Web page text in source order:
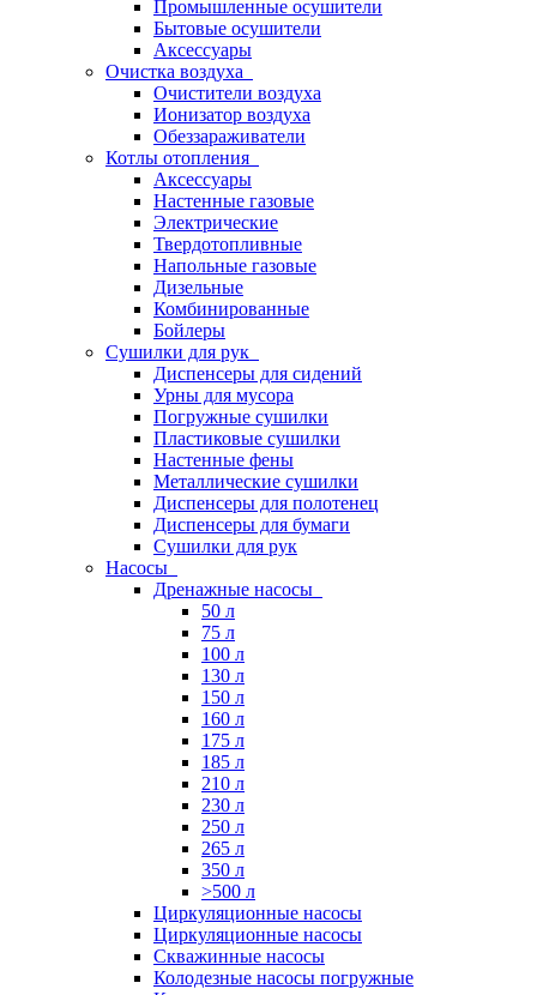
Промышленные осушители
Бытовые осушители
Аксессуары
Очистка воздуха
Очистители воздуха
Ионизатор воздуха
Обеззараживатели
Котлы отопления
Аксессуары
Настенные газовые
Электрические
Твердотопливные
Напольные газовые
Дизельные
Комбинированные
Бойлеры
Сушилки для рук
Диспенсеры для сидений
Урны для мусора
Погружные сушилки
Пластиковые сушилки
Настенные фены
Металлические сушилки
Диспенсеры для полотенец
Диспенсеры для бумаги
Сушилки для рук
Насосы
Дренажные насосы
50 л
75 л
100 л
130 л
150 л
160 л
175 л
185 л
210 л
230 л
250 л
265 л
350 л
>500 л
Циркуляционные насосы
Циркуляционные насосы
Скважинные насосы
Колодезные насосы погружные